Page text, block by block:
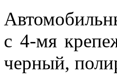
с 4-мя
черный,